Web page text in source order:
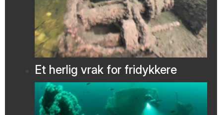
Et herlig vrak for fridykkere